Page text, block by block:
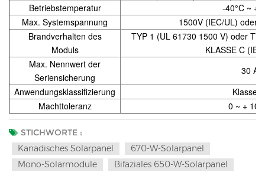
Betriebstemperatur
-40°C ~
Max. Systemspannung
1500V (IEC/UL) oder
Brandverhalten des
Moduls
TYP 1 (UL 61730 1500 V) oder
KLASSE C
Max. Nennwert der
Seriensicherung
30 A
Anwendungsklassifizierung
Klasse A
Machttoleranz
0 ~ + 10
STICHWORTE :
Kanadisches Solarpanel
670-W-Solarpanel
Mono-Solarmodule
Bifaziales 650-W-Solarpanel